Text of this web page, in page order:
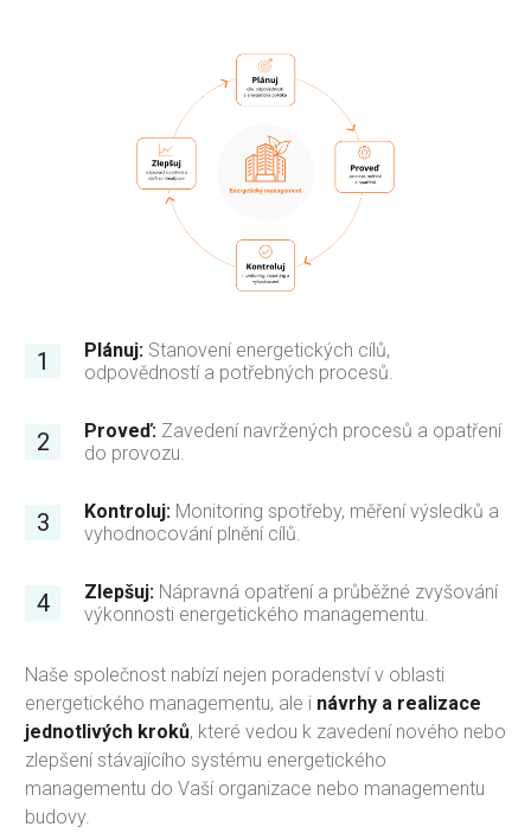
Plánuj: Stanovení energetických cílů,
odpovědností a potřebných procesů.
Proveď: Zavedení navržených procesů a opatření
do provozu.
Kontroluj: Monitoring spotřeby, měření výsledků a
vyhodnocování plnění cílů.
Zlepšuj: Nápravná opatření a průběžné zvyšování
výkonnosti energetického managementu.
Naše společnost nabízí nejen poradenství v oblasti
energetického managementu, ale i návrhy a realizace
jednotlivých kroků, které vedou k zavedení nového nebo
zlepšení stávajícího systému energetického
managementu do Vaší organizace nebo managementu
budovy.